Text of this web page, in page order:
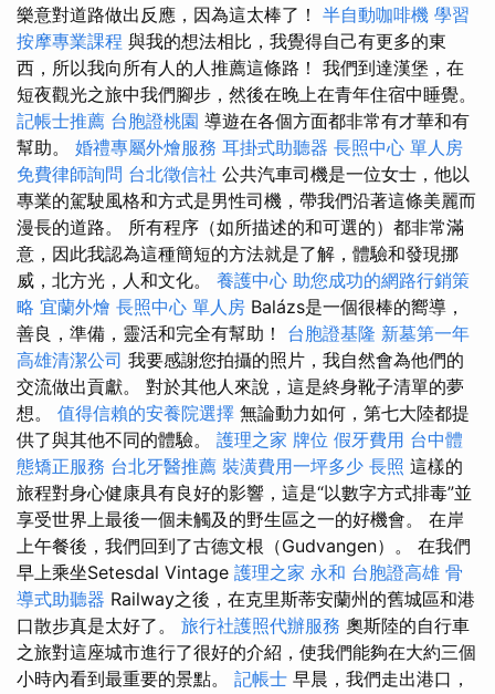
樂意對道路做出反應，因為這太棒了！ 半自動咖啡機 學習
按摩專業課程 與我的想法相比，我覺得自己有更多的東
西，所以我向所有人的人推薦這條路！ 我們到達漢堡，在
短夜觀光之旅中我們腳步，然後在晚上在青年住宿中睡覺。
記帳士推薦 台胞證桃園 導遊在各個方面都非常有才華和有
幫助。 婚禮專屬外燴服務 耳掛式助聽器 長照中心 單人房
免費律師詢問 台北徵信社 公共汽車司機是一位女士，他以
專業的駕駛風格和方式是男性司機，帶我們沿著這條美麗而
漫長的道路。 所有程序（如所描述的和可選的）都非常滿
意，因此我認為這種簡短的方法就是了解，體驗和發現挪
威，北方光，人和文化。 養護中心 助您成功的網路行銷策
略 宜蘭外燴 長照中心 單人房 Balázs是一個很棒的嚮導，
善良，準備，靈活和完全有幫助！ 台胞證基隆 新墓第一年
高雄清潔公司 我要感謝您拍攝的照片，我自然會為他們的
交流做出貢獻。 對於其他人來說，這是終身靴子清單的夢
想。 值得信賴的安養院選擇 無論動力如何，第七大陸都提
供了與其他不同的體驗。 護理之家 牌位 假牙費用 台中體
態矯正服務 台北牙醫推薦 裝潢費用一坪多少 長照 這樣的
旅程對身心健康具有良好的影響，這是“以數字方式排毒”並
享受世界上最後一個未觸及的野生區之一的好機會。 在岸
上午餐後，我們回到了古德文根（Gudvangen）。 在我們
早上乘坐Setesdal Vintage 護理之家 永和 台胞證高雄 骨
導式助聽器 Railway之後，在克里斯蒂安蘭州的舊城區和港
口散步真是太好了。 旅行社護照代辦服務 奧斯陸的自行車
之旅對這座城市進行了很好的介紹，使我們能夠在大約三個
小時內看到最重要的景點。 記帳士 早晨，我們走出港口，